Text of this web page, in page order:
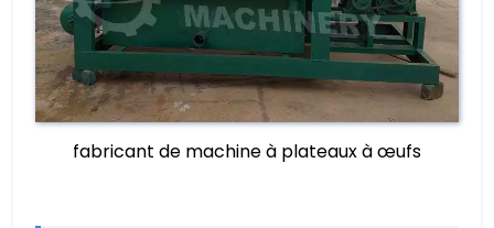
fabricant de machine à plateaux à œufs